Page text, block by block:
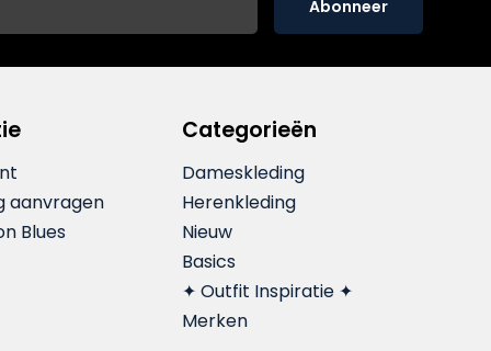
Abonneer
aanvragen
Blues
Categorieën
Dameskleding
Herenkleding
Nieuw
Basics
✦ Outfit Inspiratie ✦
Merken